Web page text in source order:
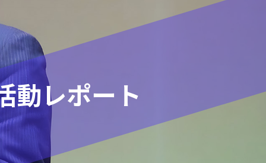
動レポート